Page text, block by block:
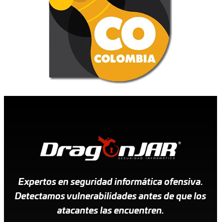
Expertos en seguridad informática ofensiva.
Detectamos vulnerabilidades antes de que los
atacantes las encuentren.